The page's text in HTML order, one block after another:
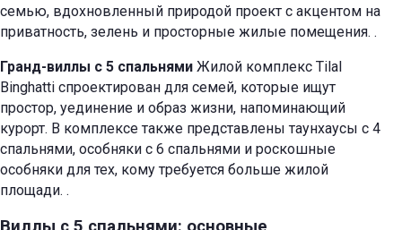
семью, вдохновленный природой проект с акцентом на
приватность, зелень и просторные жилые помещения. .
Гранд-виллы с 5 спальнями Жилой комплекс Tilal
Binghatti спроектирован для семей, которые ищут
простор, уединение и образ жизни, напоминающий
курорт. В комплексе также представлены таунхаусы с 4
спальнями, особняки с 6 спальнями и роскошные
особняки для тех, кому требуется больше жилой
площади. .